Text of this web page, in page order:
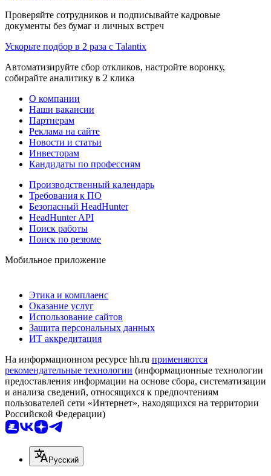
Проверяйте сотрудников и подписывайте кадровые
документы без бумаг и личных встреч
Ускорьте подбор в 2 раза с Talantix
Автоматизируйте сбор откликов, настройте воронку,
собирайте аналитику в 2 клика
О компании
Наши вакансии
Партнерам
Реклама на сайте
Новости и статьи
Инвесторам
Кандидаты по профессиям
Производственный календарь
Требования к ПО
Безопасный HeadHunter
HeadHunter API
Поиск работы
Поиск по резюме
Мобильное приложение
Этика и комплаенс
Оказание услуг
Использование сайтов
Защита персональных данных
ИТ аккредитация
На информационном ресурсе hh.ru применяются
рекомендательные технологии (информационные технологии
предоставления информации на основе сбора, систематизации
и анализа сведений, относящихся к предпочтениям
пользователей сети «Интернет», находящихся на территории
Российской Федерации)
Русский